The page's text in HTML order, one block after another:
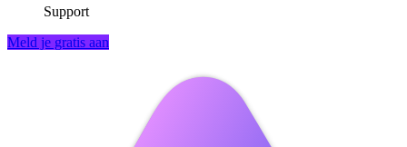
Support
Meld je gratis aan